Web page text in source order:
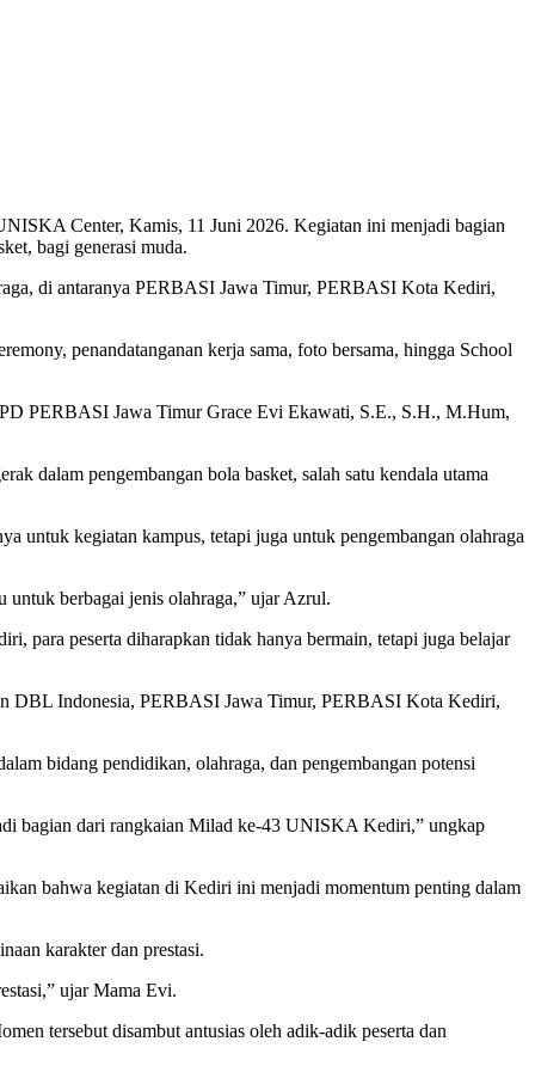
Center, Kamis, 11 Juni 2026. Kegiatan ini menjadi bagian
bagi generasi muda.
di antaranya PERBASI Jawa Timur, PERBASI Kota Kediri,
penandatanganan kerja sama, foto bersama, hingga School
PERBASI Jawa Timur Grace Evi Ekawati, S.E., S.H., M.Hum,
dalam pengembangan bola basket, salah satu kendala utama
untuk kegiatan kampus, tetapi juga untuk pengembangan olahraga
untuk berbagai jenis olahraga,” ujar Azrul.
para peserta diharapkan tidak hanya bermain, tetapi juga belajar
DBL Indonesia, PERBASI Jawa Timur, PERBASI Kota Kediri,
bidang pendidikan, olahraga, dan pengembangan potensi
bagian dari rangkaian Milad ke-43 UNISKA Kediri,” ungkap
bahwa kegiatan di Kediri ini menjadi momentum penting dalam
karakter dan prestasi.
ujar Mama Evi.
tersebut disambut antusias oleh adik-adik peserta dan